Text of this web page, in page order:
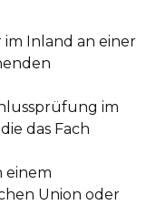
im Inland an einer
im
das Fach
einem
Union oder